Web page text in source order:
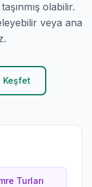
olabilir.
veya ana
Keşfet
Turları